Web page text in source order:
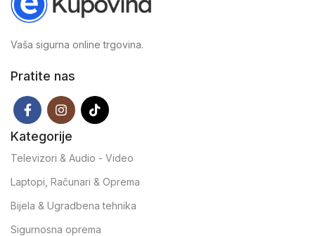
Vaša sigurna online trgovina.
Pratite nas
Kategorije
Televizori & Audio - Video
Laptopi, Računari & Oprema
Bijela & Ugradbena tehnika
Sigurnosna oprema